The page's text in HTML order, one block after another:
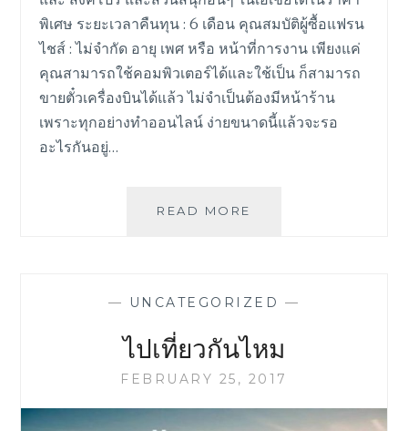
พิเศษ ระยะเวลาคืนทุน : 6 เดือน คุณสมบัติผู้ซื้อแฟรน
ไชส์ : ไม่จำกัด อายุ เพศ หรือ หน้าที่การงาน เพียงแค่
คุณสามารถใช้คอมพิวเตอร์ได้และใช้เป็น ก็สามารถ
ขายตั๋วเครื่องบินได้แล้ว ไม่จำเป็นต้องมีหน้าร้าน
เพราะทุกอย่างทำออนไลน์ ง่ายขนาดนี้แล้วจะรอ
อะไรกันอยู่…
READ MORE
L
F
R
N
— UNCATEGORIZED —
ไปเที่ยวกันไหม
FEBRUARY 25, 2017